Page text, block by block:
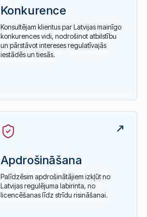
Konkurence
Konsultējam klientus par Latvijas mainīgo
konkurences vidi, nodrošinot atbilstību
un pārstāvot intereses regulatīvajās
iestādēs un tiesās.
Apdrošināšana
Palīdzēsim apdrošinātājiem izkļūt no
Latvijas regulējuma labirinta, no
licencēšanas līdz strīdu risināšanai.